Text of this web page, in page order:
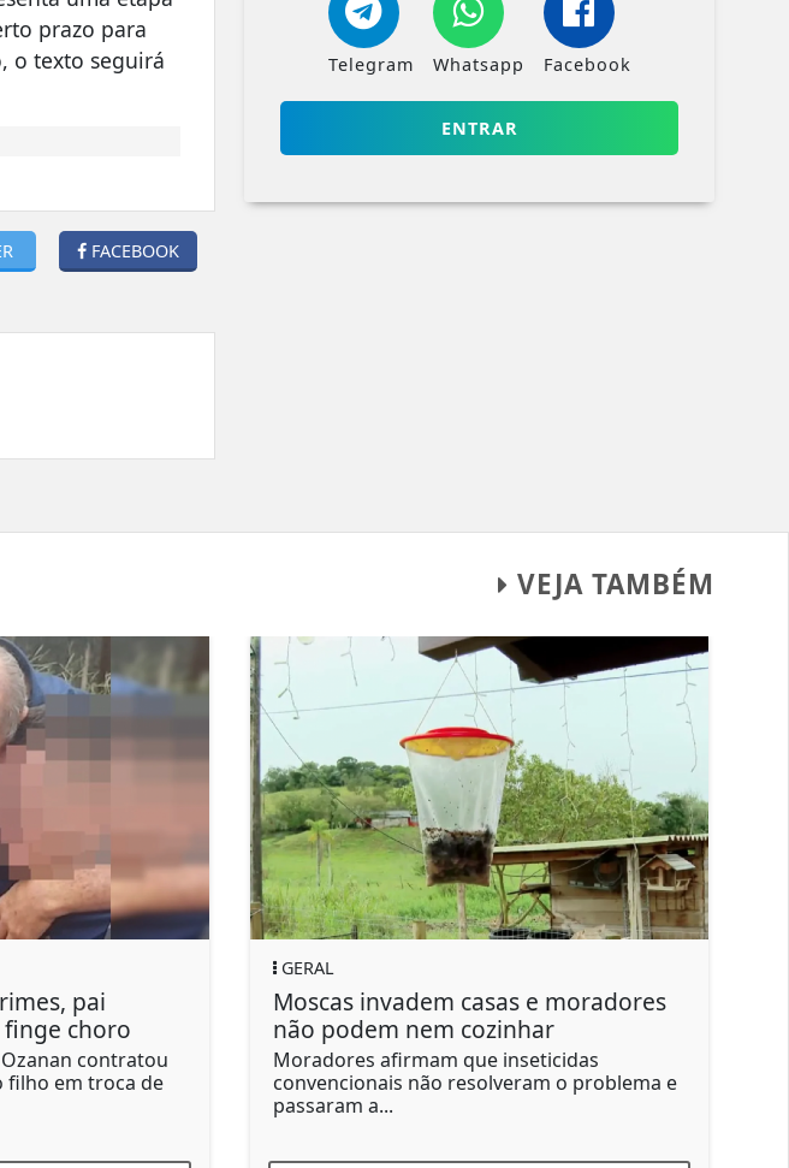
prazo para
o texto seguirá
FACEBOOK
Telegram Whatsapp Facebook
ENTRAR
VEJA TAMBÉM
invadem casas e moradores
podem nem cozinhar
afirmam que inseticidas
não resolveram o problema e
Pontos de ônibus com
dão sensação de segurança
O atendimento do Abrigo Amigo
diariamente, das 20h às 5h, com